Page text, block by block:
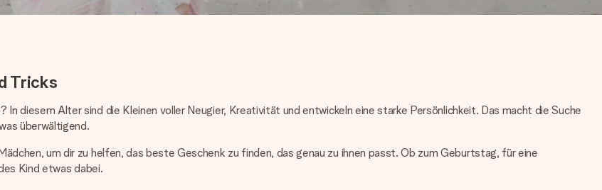
Tricks
diesem Alter sind die Kleinen voller Neugier, Kreativität und entwickeln eine starke Persönlichkeit. Das macht die Suche
überwältigend.
um dir zu helfen, das beste Geschenk zu finden, das genau zu ihnen passt. Ob zum Geburtstag, für eine
Kind etwas dabei.